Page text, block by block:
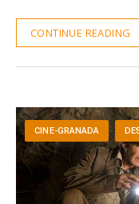
CONTINUE READING
CINE-GRANADA